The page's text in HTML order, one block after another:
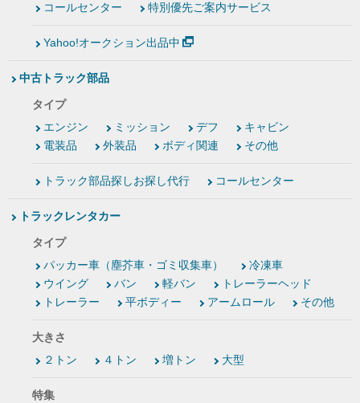
コールセンター
特別優先ご案内サービス
Yahoo!オークション出品中
中古トラック部品
タイプ
エンジン
ミッション デフ
キャビン
電装品
外装品 ボディ関連 その他
トラック部品探しお探し代行 コールセンター
トラックレンタカー
タイプ
パッカー車（塵芥車・ゴミ収集車）
冷凍車
ウイング
バン 軽バン
トレーラーヘッド
トレーラー
平ボディー アームロール その他
大きさ
２トン
４トン 増トン 大型
特集